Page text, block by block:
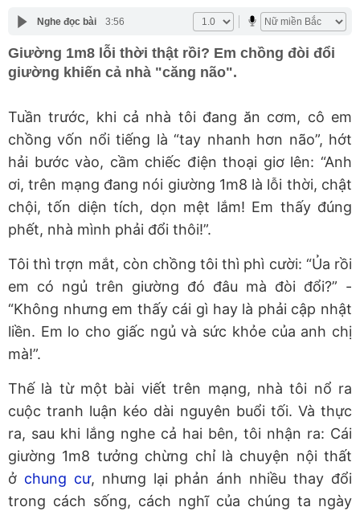
Nghe đọc bài 3:56
Giường 1m8 lỗi thời thật rồi? Em chồng đòi đổi
giường khiến cả nhà "căng não".
Tuần trước, khi cả nhà tôi đang ăn cơm, cô em
chồng vốn nổi tiếng là “tay nhanh hơn não”, hớt
hải bước vào, cầm chiếc điện thoại giơ lên: “Anh
ơi, trên mạng đang nói giường 1m8 là lỗi thời, chật
chội, tốn diện tích, dọn mệt lắm! Em thấy đúng
phết, nhà mình phải đổi thôi!”.
Tôi thì trợn mắt, còn chồng tôi thì phì cười: “Ủa rồi
em có ngủ trên giường đó đâu mà đòi đổi?” -
“Không nhưng em thấy cái gì hay là phải cập nhật
liền. Em lo cho giấc ngủ và sức khỏe của anh chị
mà!”.
Thế là từ một bài viết trên mạng, nhà tôi nổ ra
cuộc tranh luận kéo dài nguyên buổi tối. Và thực
ra, sau khi lắng nghe cả hai bên, tôi nhận ra: Cái
giường 1m8 tưởng chừng chỉ là chuyện nội thất
ở chung cư, nhưng lại phản ánh nhiều thay đổi
trong cách sống, cách nghĩ của chúng ta ngày